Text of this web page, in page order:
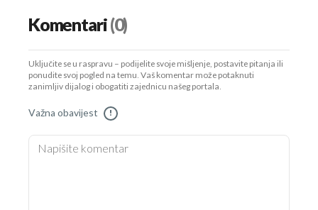
Komentari(0)
Uključite se u raspravu – podijelite svoje mišljenje, postavite pitanja ili
ponudite svoj pogled na temu. Vaš komentar može potaknuti
zanimljiv dijalog i obogatiti zajednicu našeg portala.
Važna obavijest !